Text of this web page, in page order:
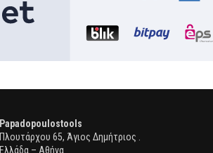
Papadopoulostools
Πλουτάρχου 65, Άγιος Δημήτριος .
Ελλάδα – Αθήνα